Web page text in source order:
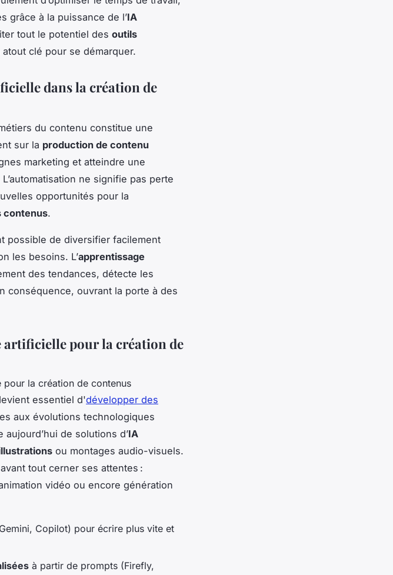
grâce à la puissance de l’IA
tout le potentiel des outils
clé pour se démarquer.
dans la création de
du contenu constitue une
sur la production de contenu
marketing et atteindre une
ne signifie pas perte
opportunités pour la
contenus.
possible de diversifier facilement
les besoins. L’apprentissage
des tendances, détecte les
conséquence, ouvrant la porte à des
pour la création de
essentiel d'développer des
aux évolutions technologiques
de solutions d’IA
ou montages audio-visuels.
tout cerner ses attentes :
vidéo ou encore génération
Copilot) pour écrire plus vite et
à partir de prompts (Firefly,